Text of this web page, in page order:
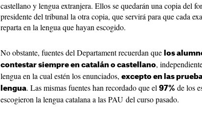
castellano y lengua extranjera. Ellos se quedarán una copia del
presidente del tribunal la otra copia, que servirá para que cada
reparta en la lengua que hayan escogido.
No obstante, fuentes del Departament recuerdan que los
contestar siempre en catalán o castellano,
lengua en la cual estén los enunciados, excepto en las
lengua. Las mismas fuentes han recordado que el 97% de los
escogieron la lengua catalana a las PAU del curso pasado.